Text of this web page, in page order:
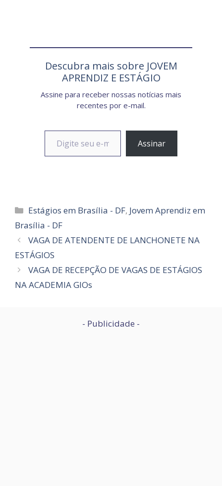
Descubra mais sobre JOVEM
APRENDIZ E ESTÁGIO
Assine para receber nossas notícias mais
recentes por e-mail.
Digite seu e-mail…
Assinar
Categorias
Estágios em Brasília - DF, Jovem Aprendiz em
Brasília - DF
VAGA DE ATENDENTE DE LANCHONETE NA
ESTÁGIOS
VAGA DE RECEPÇÃO DE VAGAS DE ESTÁGIOS
NA ACADEMIA GIOs
- Publicidade -